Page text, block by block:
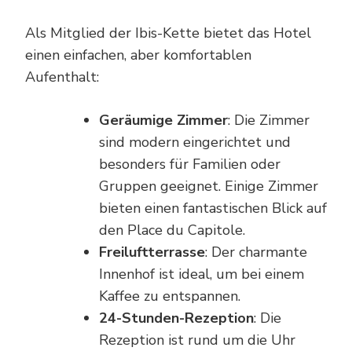
Als Mitglied der Ibis-Kette bietet das Hotel
einen einfachen, aber komfortablen
Aufenthalt:
Geräumige Zimmer: Die Zimmer
sind modern eingerichtet und
besonders für Familien oder
Gruppen geeignet. Einige Zimmer
bieten einen fantastischen Blick auf
den Place du Capitole.
Freiluftterrasse: Der charmante
Innenhof ist ideal, um bei einem
Kaffee zu entspannen.
24-Stunden-Rezeption: Die
Rezeption ist rund um die Uhr